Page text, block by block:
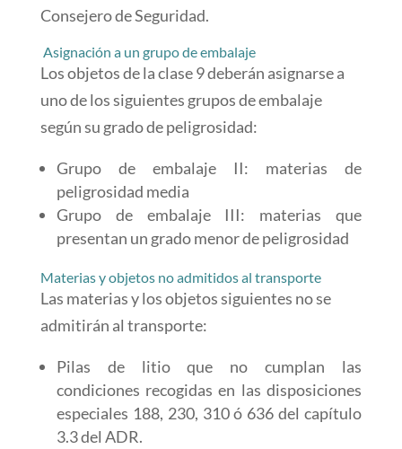
Consejero de Seguridad.
Asignación a un grupo de embalaje
Los objetos de la clase 9 deberán asignarse a
uno de los siguientes grupos de embalaje
según su grado de peligrosidad:
Grupo de embalaje II: materias de
peligrosidad media
Grupo de embalaje III: materias que
presentan un grado menor de peligrosidad
Materias y objetos no admitidos al transporte
Las materias y los objetos siguientes no se
admitirán al transporte:
Pilas de litio que no cumplan las
condiciones recogidas en las disposiciones
especiales 188, 230, 310 ó 636 del capítulo
3.3 del ADR.